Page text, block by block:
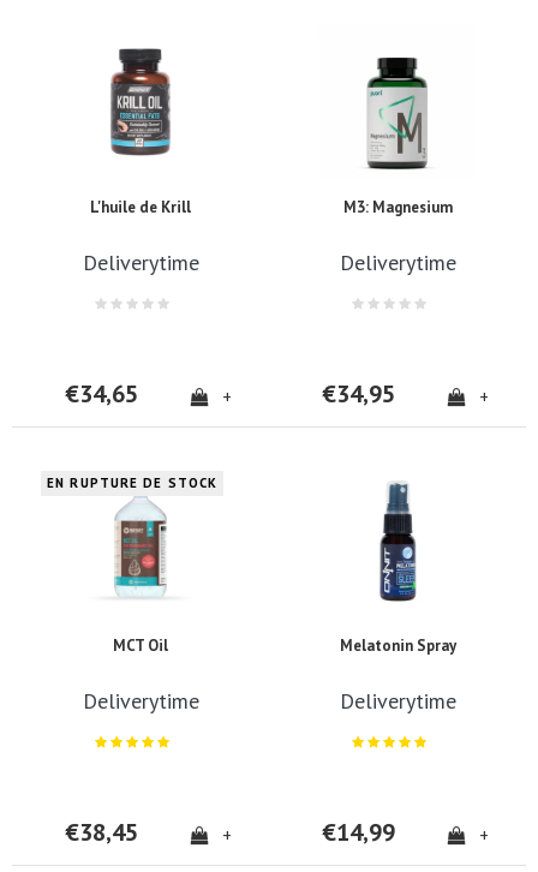
L'huile de Krill
Deliverytime
€34,65 +
M3: Magnesium
Deliverytime
€34,95 +
EN RUPTURE DE STOCK
MCT Oil
Deliverytime
€38,45 +
Melatonin Spray
Deliverytime
€14,99 +